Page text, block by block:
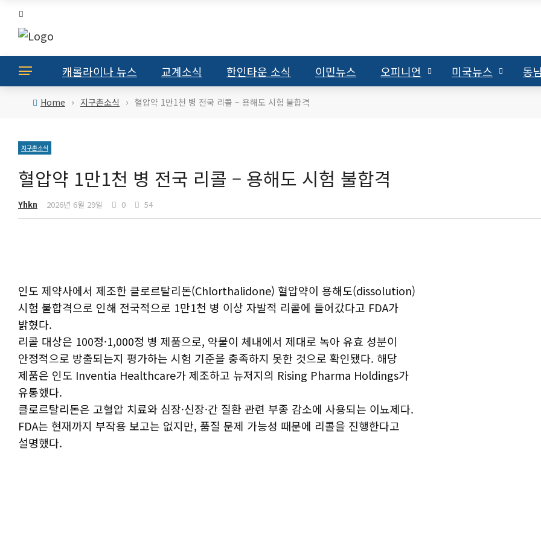
캐롤라이나 뉴스 교계소식 한인타운 소식 이민뉴스 오피니언 미국뉴스 동
Home › 지구촌소식 › 혈압약 1만1천 병 전국 리콜 – 용해도 시험 불합격
지구촌소식
혈압약 1만1천 병 전국 리콜 – 용해도 시험 불합격
Yhkn 2026년 6월 29일 0 54
인도 제약사에서 제조한 클로르탈리돈(Chlorthalidone) 혈압약이 용해도(dissolution)
시험 불합격으로 인해 전국적으로 1만1천 병 이상 자발적 리콜에 들어갔다고 FDA가
밝혔다.
리콜 대상은 100정·1,000정 병 제품으로, 약물이 체내에서 제대로 녹아 유효 성분이
안정적으로 방출되는지 평가하는 시험 기준을 충족하지 못한 것으로 확인됐다. 해당
제품은 인도 Inventia Healthcare가 제조하고 뉴저지의 Rising Pharma Holdings가
유통했다.
클로르탈리돈은 고혈압 치료와 심장·신장·간 질환 관련 부종 감소에 사용되는 이뇨제다.
FDA는 현재까지 부작용 보고는 없지만, 품질 문제 가능성 때문에 리콜을 진행한다고
설명했다.